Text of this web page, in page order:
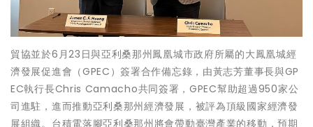
貿協並於6月23日與亞利桑那州鳳凰城市政府所屬的大鳳凰城經
濟發展促進會（GPEC）簽署合作備忘錄，由黃志芳董事長與GP
EC執行長Chris Camacho共同簽署，GPEC幫助超過950家公
司進駐，進而推動亞利桑那州經濟發展，被評為頂級國家經濟發
展組織。台積電落腳亞利桑那州將會帶動臺灣產業的移動，預期